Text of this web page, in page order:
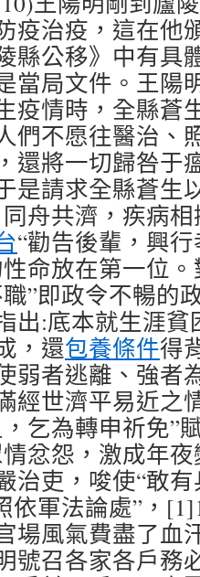
疫治疫，這在他
縣公移》中有具
當局文件。王陽
疫情時，全縣蒼
們不愿往醫治、
還將一切歸咎于
是請求全縣蒼生
舟共濟，疾病
“勸告後輩，興
命放在第一位
”即政令不暢的
出:底本就生涯
，還包養條件得
弱者逃離、強者
經世濟平易近之
乞為轉申祈免”
忿怨，激成年
治吏，唆使“敢
依軍法論處”，
場風氣費盡了血
號召各家各戶務